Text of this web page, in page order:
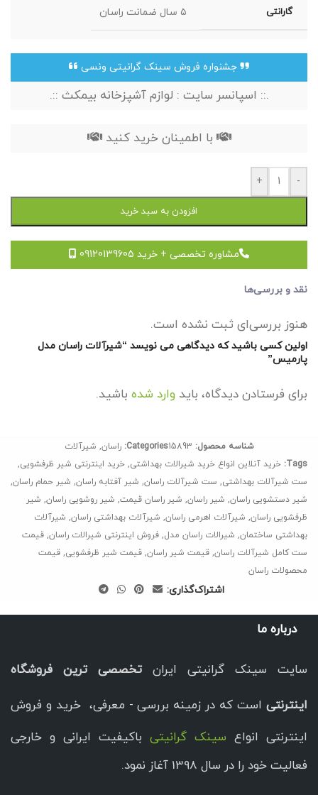
گارانتی ۵ سال ضمانت راسان
جشنواره فروش سینک گرانیتی ونسی
.:: اسپانسر سایت : لوازم آشپزخانه بیمکث ::.
با اطمینان خرید کنید
-
+
افزودن به سبد خرید
مشاوره تخصصی + خرید 09120139605
نقد و بررسی‌ها
هنوز بررسی‌ای ثبت نشده است.
اولین کسی باشید که دیدگاهی می نویسد “شیرآلات راسان مدل
پارمیس”
برای فرستادن دیدگاه، باید وارد شده باشید.
شناسه محصول: 15893
Categories: راسان, شیرآلات
Tags: خرید آنلاین انواع خرید شیرالات بهداشتی, خرید اینترنتی شیر ظرفشویی,
ست شیرآلات بهداشتی, ست شیرآلات راسان, شیر آفتابه راسان, شیر حمام راسان,
شیر دستشویی راسان, شیر راسان, شیر راسان قیمت, شیر روشویی راسان, شیر
ظرفشویی راسان, شیرآلات اهرمی راسان, شیرآلات بهداشتی راسان, شیرآلات
بهداشتی ساختمان, شیرالات راسان مدل, فروش اینترنتی شیرالات راسان, قیمت
ست کامل شیرآلات راسان, قیمت شیر راسان, قیمت شیر ظرفشویی, قیمت
محصولات راسان
اشتراک‌گذاری:
درباره ما
سایت سینک گرانیتی ایرانتخصصی ترین فروشگاه
اینترنتی است که در زمینه بررسی - معرفی، خرید و فروش
اینترنتی انواع سینک گرانیتی باکیفیت ایرانی و خارجی
فعالیت خود را در سال 1398 آغاز نمود.